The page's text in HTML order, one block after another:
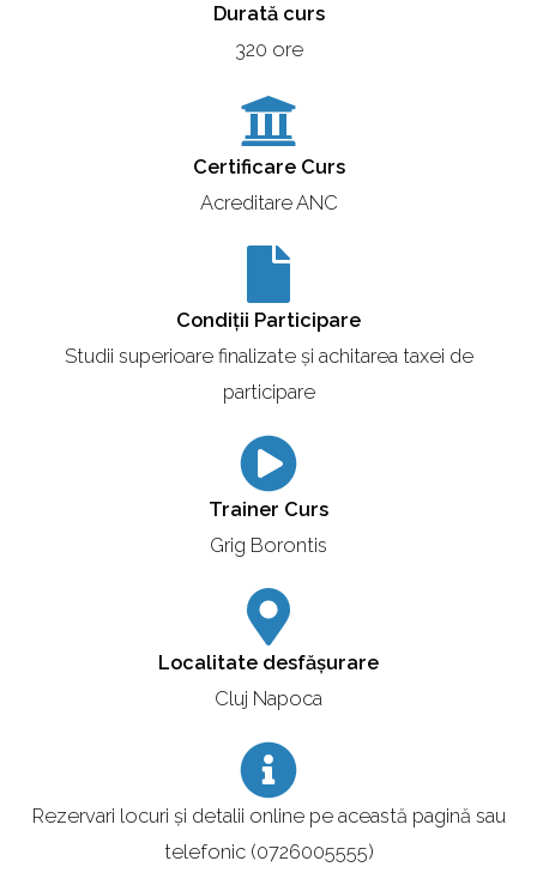
Durată curs
320 ore
Certificare Curs
Acreditare ANC
Condiții Participare
Studii superioare finalizate și achitarea taxei de
participare
Trainer Curs
Grig Borontis
Localitate desfășurare
Cluj Napoca
Rezervari locuri și detalii online pe această pagină sau
telefonic (0726005555)